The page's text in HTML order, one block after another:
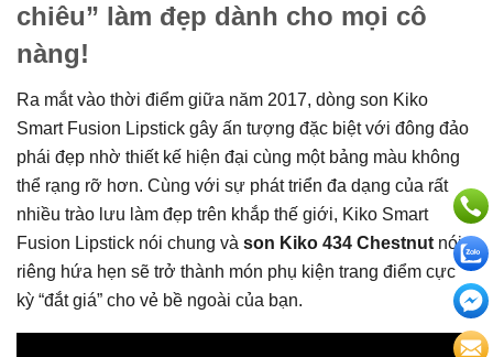
chiêu” làm đẹp dành cho mọi cô
nàng!
Ra mắt vào thời điểm giữa năm 2017, dòng son Kiko
Smart Fusion Lipstick gây ấn tượng đặc biệt với đông đảo
phái đẹp nhờ thiết kế hiện đại cùng một bảng màu không
thể rạng rỡ hơn. Cùng với sự phát triển đa dạng của rất
nhiều trào lưu làm đẹp trên khắp thế giới, Kiko Smart
Fusion Lipstick nói chung và son Kiko 434 Chestnut nói
riêng hứa hẹn sẽ trở thành món phụ kiện trang điểm cực
kỳ “đắt giá” cho vẻ bề ngoài của bạn.